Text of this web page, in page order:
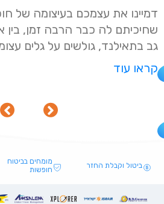
דמיינו את עצמכם בעיצומה של
שחיכיתם לה כבר הרבה זמן, בין
גב בתאילנד, גולשים על גלים
קראו עוד
ביטול וקבלת החזר
מומחים בביטוח
חופשות